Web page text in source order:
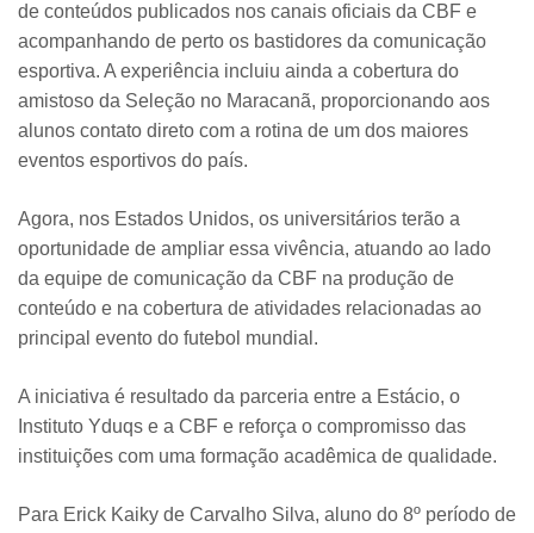
de conteúdos publicados nos canais oficiais da CBF e
acompanhando de perto os bastidores da comunicação
esportiva. A experiência incluiu ainda a cobertura do
amistoso da Seleção no Maracanã, proporcionando aos
alunos contato direto com a rotina de um dos maiores
eventos esportivos do país.
Agora, nos Estados Unidos, os universitários terão a
oportunidade de ampliar essa vivência, atuando ao lado
da equipe de comunicação da CBF na produção de
conteúdo e na cobertura de atividades relacionadas ao
principal evento do futebol mundial.
A iniciativa é resultado da parceria entre a Estácio, o
Instituto Yduqs e a CBF e reforça o compromisso das
instituições com uma formação acadêmica de qualidade.
Para Erick Kaiky de Carvalho Silva, aluno do 8º período de